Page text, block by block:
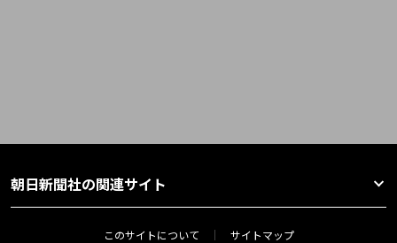
朝日新聞社の関連サイト
このサイトについて サイトマップ